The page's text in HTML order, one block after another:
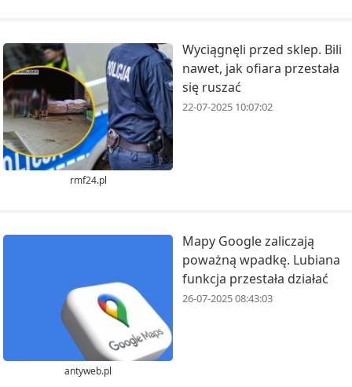
rmf24.pl
Wyciągnęli przed sklep. Bili
nawet, jak ofiara przestała
się ruszać
22-07-2025 10:07:02
antyweb.pl
Mapy Google zaliczają
poważną wpadkę. Lubiana
funkcja przestała działać
26-07-2025 08:43:03